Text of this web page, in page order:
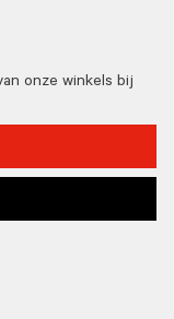
onze winkels bij